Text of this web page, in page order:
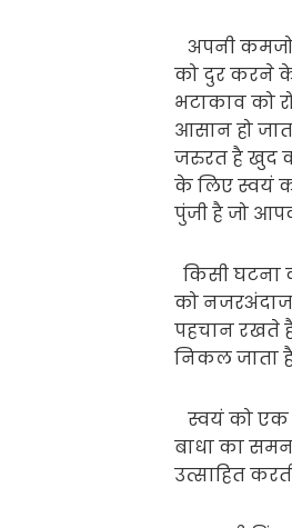
अपनी
को दुर करने
भटाकाव को
आसान हो
जरुरत है खुद
के लिए स्वयं
पुंजी है जो
किसी घटना
को नजरअंदाज
पहचान रखते
निकल जाता
स्वयं को एक
बाधा का
उत्साहित